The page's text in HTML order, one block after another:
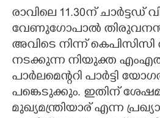
രാവിലെ 11.30ന് ചാര്‍ട്ടഡ്
വേണുഗോപാല്‍
അവിടെ നിന്ന്
നടക്കുന്ന നിയുക്ത
പാര്‍ലമെന്ററി പാര്‍ട്ടി
പങ്കെടുക്കും. ഇതിന്
മുഖ്യമന്ത്രിയാര് എന്ന